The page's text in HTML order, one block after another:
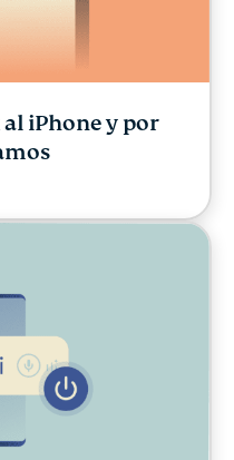
iPhone y por